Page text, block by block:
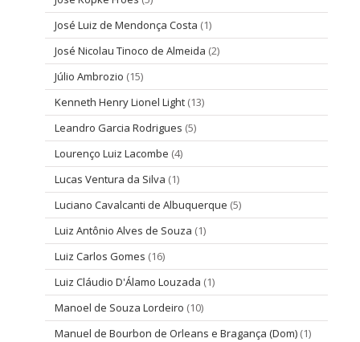
José Luiz de Mendonça Costa (1)
José Nicolau Tinoco de Almeida (2)
Júlio Ambrozio (15)
Kenneth Henry Lionel Light (13)
Leandro Garcia Rodrigues (5)
Lourenço Luiz Lacombe (4)
Lucas Ventura da Silva (1)
Luciano Cavalcanti de Albuquerque (5)
Luiz Antônio Alves de Souza (1)
Luiz Carlos Gomes (16)
Luiz Cláudio D'Álamo Louzada (1)
Manoel de Souza Lordeiro (10)
Manuel de Bourbon de Orleans e Bragança (Dom) (1)